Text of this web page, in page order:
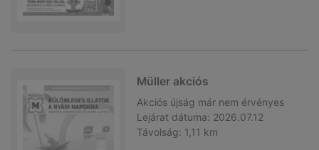
Müller akciós
Akciós újság már nem érvényes
Lejárat dátuma: 2026.07.12
Távolság: 1,11 km